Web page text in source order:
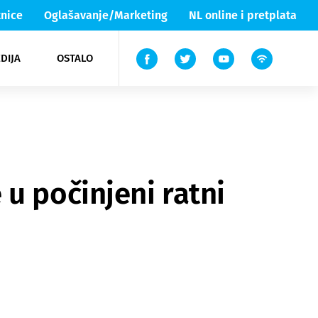
Oglašavanje/Marketing NL online i pretplata
OSTALO
Lika & Senj
TV
u počinjeni ratni